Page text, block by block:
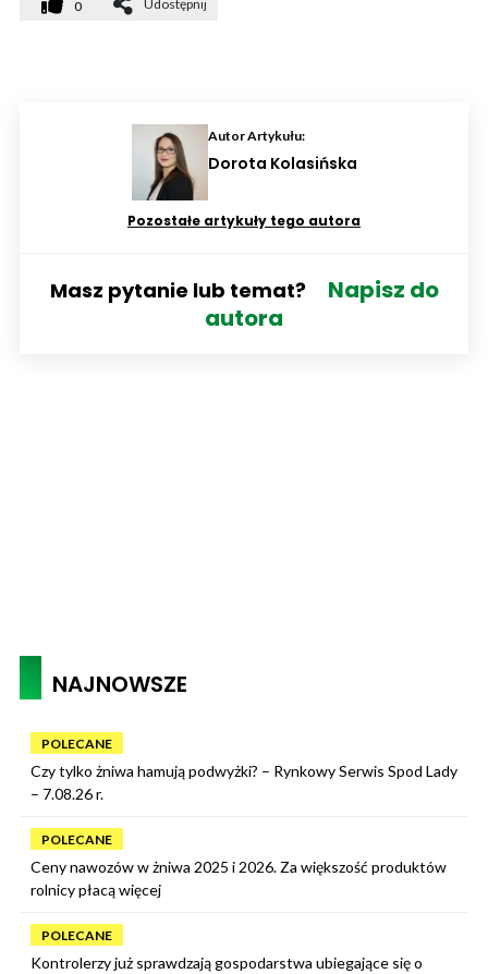
0 Udostępnij
Autor Artykułu:
Dorota Kolasińska
Pozostałe artykuły tego autora
Masz pytanie lub temat?
Napisz do
autora
NAJNOWSZE
POLECANE
Czy tylko żniwa hamują podwyżki? – Rynkowy Serwis Spod Lady
– 7.08.26 r.
POLECANE
Ceny nawozów w żniwa 2025 i 2026. Za większość produktów
rolnicy płacą więcej
POLECANE
Kontrolerzy już sprawdzają gospodarstwa ubiegające się o